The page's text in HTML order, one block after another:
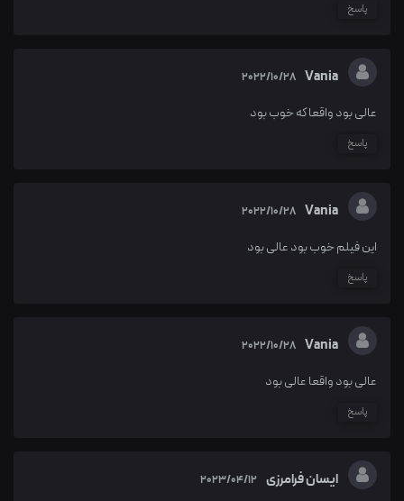
پاسخ
Vania
2022/10/28
عالی بود واقعا که خوب بود
پاسخ
Vania
2022/10/28
این فیلم خوب بود عالی بود
پاسخ
Vania
2022/10/28
عالی بود واقعا عالی بود
پاسخ
ایسان فرامرزی 2023/04/12